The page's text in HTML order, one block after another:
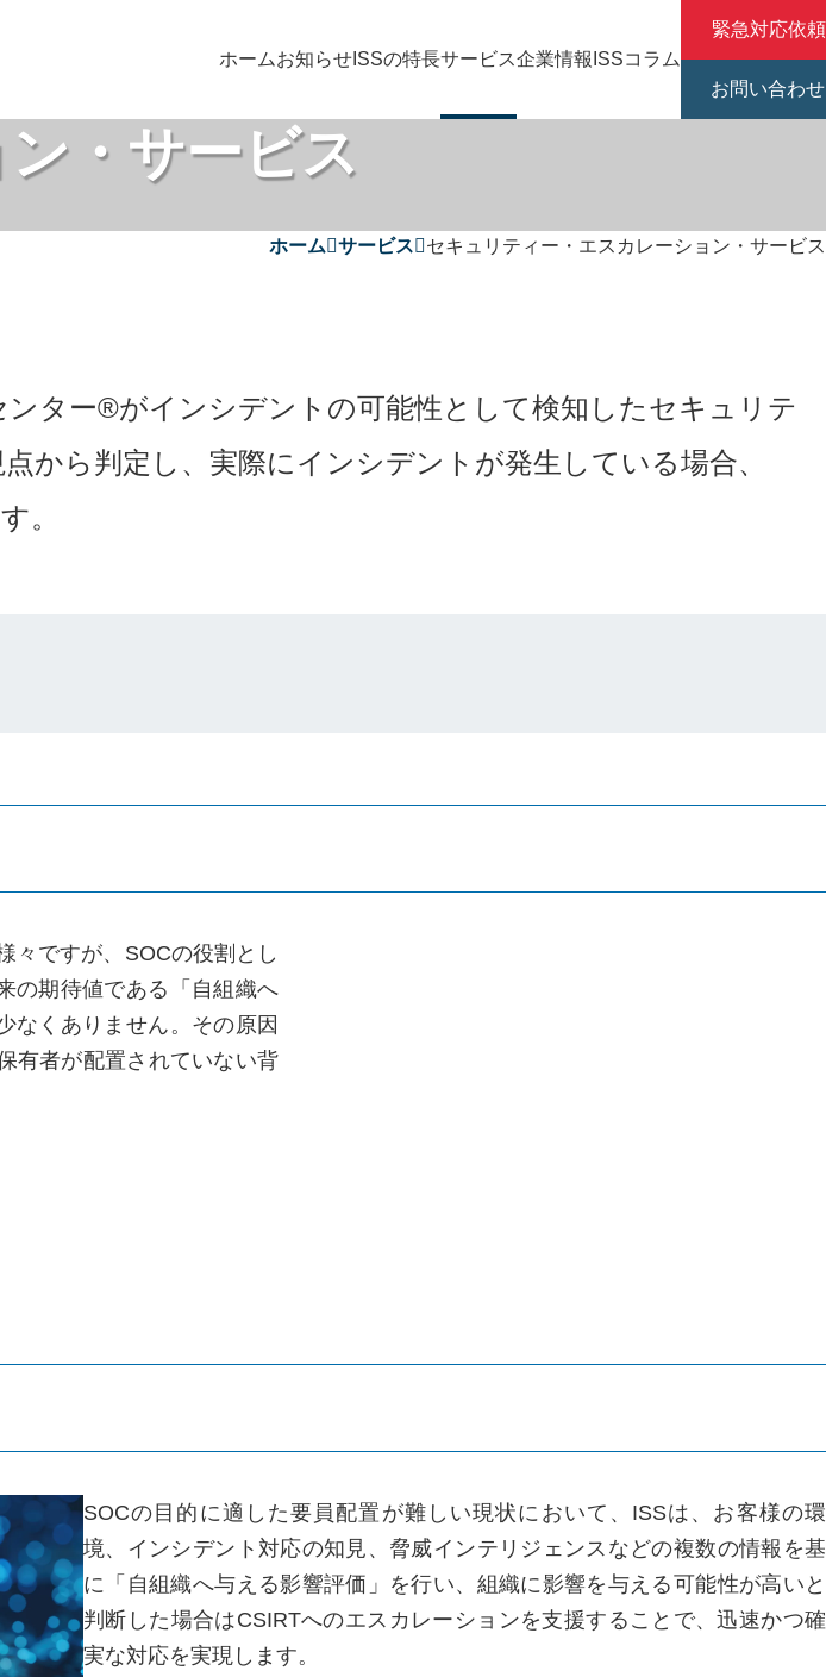
ホームお知らせ ISSの特長サービス企業情報 ISSコラム
緊急対応依頼
お問い合わせ
・サービス
ホーム
サービス セキュリティー・エスカレーション・サービス
ター®がインシデントの可能性として検知したセキュリテ
から判定し、実際にインシデントが発生している場合、
。
々ですが、SOCの役割とし
の期待値である「自組織へ
なくありません。その原因
有者が配置されていない背
SOCの目的に適した要員配置が難しい現状において、ISSは、お客様の環
境、インシデント対応の知見、脅威インテリジェンスなどの複数の情報を基
に「自組織へ与える影響評価」を行い、組織に影響を与える可能性が高いと
判断した場合はCSIRTへのエスカレーションを支援することで、迅速かつ確
実な対応を実現します。